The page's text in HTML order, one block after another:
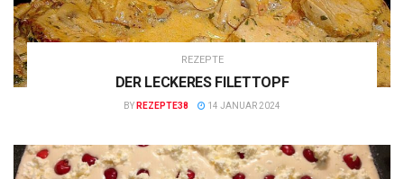
REZEPTE
DER LECKERES FILETTOPF
BY REZEPTE38 14 JANUAR 2024